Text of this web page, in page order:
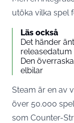
utöka vilka spel
Läs också
Det händer
Den
elbilar
Steam är en av
över 50.000
som Counter-